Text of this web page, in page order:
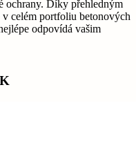
ochrany. Díky přehledným
v celém portfoliu betonových
odpovídá vašim